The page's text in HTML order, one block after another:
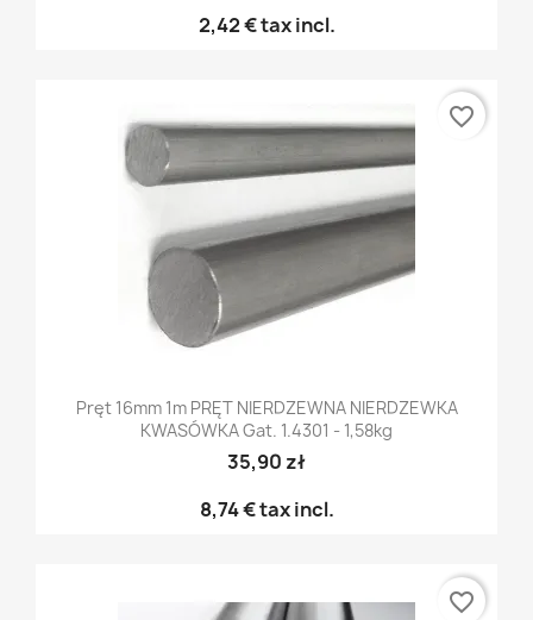
2,42 €tax incl.
Pręt 16mm 1m PRĘT NIERDZEWNA NIERDZEWKA
KWASÓWKA Gat. 1.4301 - 1,58kg
35,90 zł
8,74 €tax incl.
favorite_border
favorite_border